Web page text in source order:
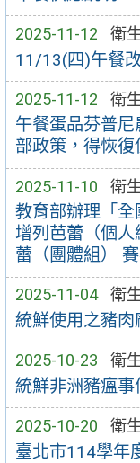
2025-11-12 衛
11/13(四)午餐
2025-11-12 衛
午餐蛋品芬普
部政策，得恢
2025-11-10 衛
教育部辦理「
增列芭蕾（個
蕾（團體組）
2025-11-04 衛
統鮮使用之豬肉
2025-10-23 衛
統鮮非洲豬瘟
2025-10-20 衛
臺北市114學年